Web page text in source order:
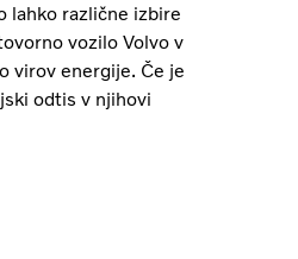
lahko različne izbire
vozilo Volvo v
virov energije. Če je
odtis v njihovi